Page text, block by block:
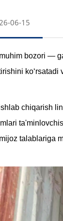
06-15
bozori —
chiqarish